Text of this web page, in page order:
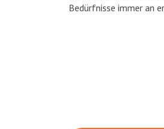
Bedürfnisse immer an